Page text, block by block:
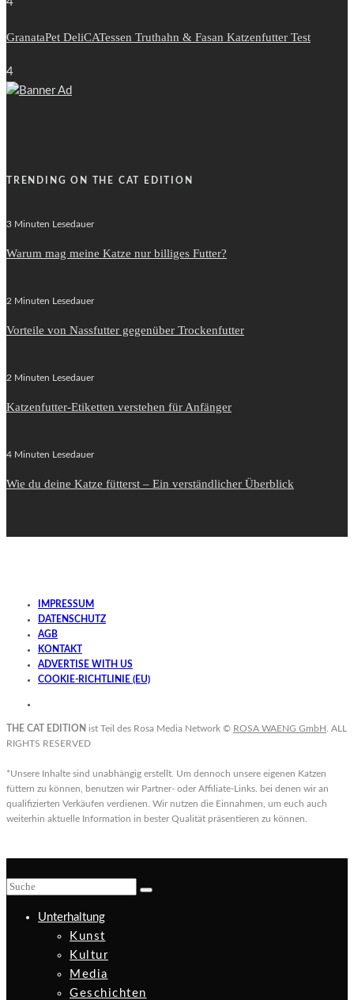
GranataPet DeliCATessen Truthahn & Fasan Katzenfutter Test
4
TRENDING ON THE CAT EDITION
3 Minuten Lesedauer
Warum mag meine Katze nur billiges Futter?
2 Minuten Lesedauer
Vorteile von Nassfutter gegenüber Trockenfutter
2 Minuten Lesedauer
Katzenfutter-Etiketten verstehen für Anfänger
4 Minuten Lesedauer
Wie du deine Katze fütterst – Ein verständlicher Überblick
IMPRESSUM
DATENSCHUTZ
AGB
KONTAKT
ADVERTISE WITH US
COOKIE-RICHTLINIE (EU)
THE CAT EDITION ist Teil des Rosa Media Network © ROSA WAENG GmbH . ALL
RIGHTS RESERVED
*Unsere Inhalte sind unabhängig erstellt. Um dennoch unsere eigenen Katzen
füttern zu können, benutzen wir Partner- oder Affiliate-Links. bei denen wir an
qualifizierten Verkäufen verdienen. Wir nutzen die Einnahmen, um euch auch
weiterhin aktuelle Information in bester Qualität präsentieren zu können.
Unterhaltung
Kunst
Kultur
Media
Geschichten